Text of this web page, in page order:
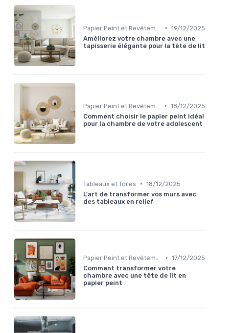
• 19/12/2025
Améliorez votre chambre avec une
tapisserie élégante pour la tête de lit
• 18/12/2025
Comment choisir le papier peint idéal
pour la chambre de votre adolescent
Tableaux et Toiles • 18/12/2025
L'art de transformer vos murs avec
des tableaux en relief
Papier Peint et Revêtements Muraux • 17/12/2025
Comment transformer votre
chambre avec une tête de lit en
papier peint